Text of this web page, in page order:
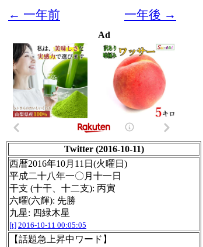
← 一年前
一年後 →
Ad
Twitter (2016-10-11)
西暦2016年10月11日(火曜日)
平成二十八年一〇月十一日
干支 (十干、十二支): 丙寅
六曜(六輝): 先勝
九星: 四緑木星
[t] 2016-10-11 00:05:05
【話題急上昇中ワード】